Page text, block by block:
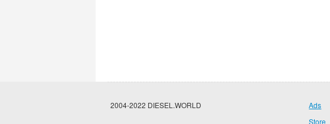
2004-2022 DIESEL.WORLD
Ads
Store